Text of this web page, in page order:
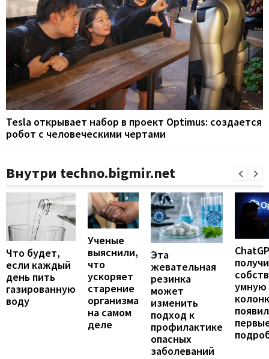
Tesla открывает набор в проект Optimus: создается
робот с человеческими чертами
Внутри techno.bigmir.net
Что будет,
если каждый
день пить
газированную
воду
Ученые
выяснили,
что
ускоряет
старение
организма
на самом
деле
Эта
жевательная
резинка
может
изменить
подход к
профилактике
опасных
заболеваний
умную